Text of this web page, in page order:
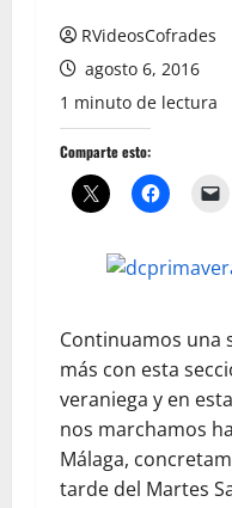
RVideosCofrades
agosto 6, 2016
1 minuto de lectura
Comparte esto:
Continuamos una
más con esta
veraniega y en
nos marchamos
Málaga,
tarde del Martes